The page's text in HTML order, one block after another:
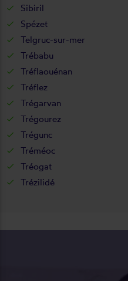
Sibiril
Spézet
Telgruc-sur-mer
Trébabu
Tréflaouénan
Tréflez
Trégarvan
Trégourez
Trégunc
Tréméoc
Tréogat
Trézilidé